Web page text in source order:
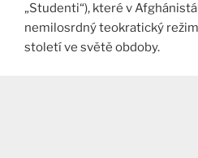
„Studenti“), které v
nemilosrdný teokratický
století ve světě obdoby.